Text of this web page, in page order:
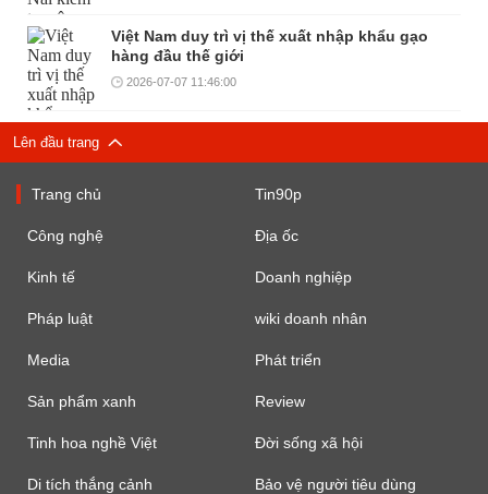
Việt Nam duy trì vị thế xuất nhập khẩu gạo
hàng đầu thế giới
2026-07-07 11:46:00
Lên đầu trang
Trang chủ Tin90p
Công nghệ Địa ốc
Kinh tế Doanh nghiệp
Pháp luật wiki doanh nhân
Media Phát triển
Sản phẩm xanh Review
Tinh hoa nghề Việt Đời sống xã hội
Di tích thắng cảnh Bảo vệ người tiêu dùng